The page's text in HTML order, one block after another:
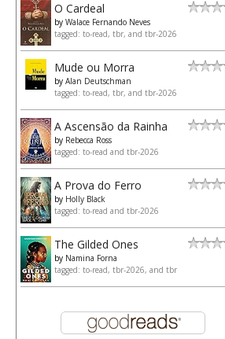
O Cardeal
by Walace Fernando Neves
tagged: to-read, tbr, and tbr-2026
Mude ou Morra
by Alan Deutschman
tagged: to-read, tbr, and tbr-2026
A Ascensão da Rainha
by Rebecca Ross
tagged: to-read and tbr-2026
A Prova do Ferro
by Holly Black
tagged: to-read and tbr-2026
The Gilded Ones
by Namina Forna
tagged: to-read, tbr-2026, and tbr